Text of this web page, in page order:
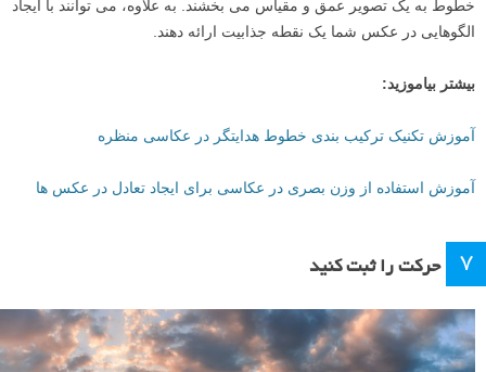
خطوط به یک تصویر عمق و مقیاس می بخشند. به علاوه، می توانند با ایجاد
الگوهایی در عکس شما یک نقطه جذابیت ارائه دهند.
بیشتر بیاموزید:
آموزش تکنیک ترکیب بندی خطوط هدایتگر در عکاسی منظره
آموزش استفاده از وزن بصری در عکاسی برای ایجاد تعادل در عکس ها
۷ حرکت را ثبت کنید